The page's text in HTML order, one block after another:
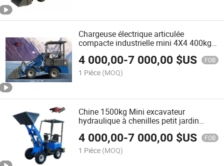
Chargeuse électrique articulée
compacte industrielle mini 4X4 400kg
600kg 1500kg 0.4ton 0.6ton 1.5ton
chargeuse à batterie
4 000,00-7 000,00 $US FOB
1 Pièce (MOQ)
Chine 1500kg Mini excavateur
hydraulique à chenilles petit jardin
ferme excavateur chargeurs à roues
électriques
4 000,00-7 000,00 $US FOB
1 Pièce (MOQ)